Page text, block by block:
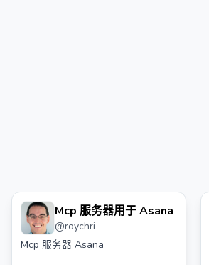
Mcp 服务器用于 Asana
@roychri
Mcp 服务器 Asana